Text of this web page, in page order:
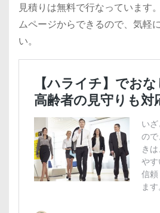
見積りは無料で行なっています
ムページからできるので、気軽
い。